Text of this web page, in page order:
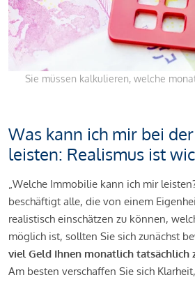
Sie müssen kalkulieren, welche
Was kann ich mir bei
leisten: Realismus ist
„Welche Immobilie kann ich mir
beschäftigt alle, die von einem
realistisch einschätzen zu können,
möglich ist, sollten Sie sich zunächst
viel Geld Ihnen monatlich tatsächlich
Am besten verschaffen Sie sich